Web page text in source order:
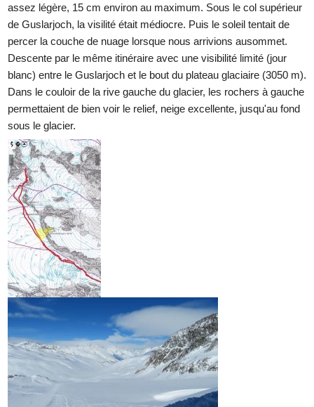
assez légère, 15 cm environ au maximum. Sous le col supérieur
de Guslarjoch, la visilité était médiocre. Puis le soleil tentait de
percer la couche de nuage lorsque nous arrivions ausommet.
Descente par le même itinéraire avec une visibilité limité (jour
blanc) entre le Guslarjoch et le bout du plateau glaciaire (3050 m).
Dans le couloir de la rive gauche du glacier, les rochers à gauche
permettaient de bien voir le relief, neige excellente, jusqu'au fond
sous le glacier.